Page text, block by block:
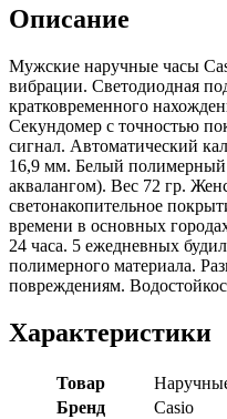
Описание
Мужские наручные часы
вибрации. Светодиодная
кратковременного
Секундомер с точностью
сигнал. Автоматический
16,9 мм. Белый полимерный
аквалангом). Вес 72 гр.
светонакопительное
времени в основных
24 часа. 5 ежедневных
полимерного материала.
повреждениям.
Характеристики
Товар
Бренд
Casio